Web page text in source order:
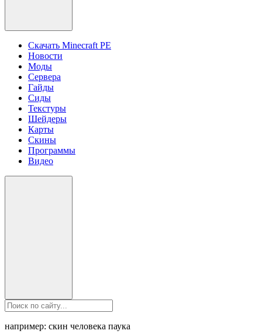
Скачать Minecraft PE
Новости
Моды
Сервера
Гайды
Сиды
Текстуры
Шейдеры
Карты
Скины
Программы
Видео
например: скин человека паука